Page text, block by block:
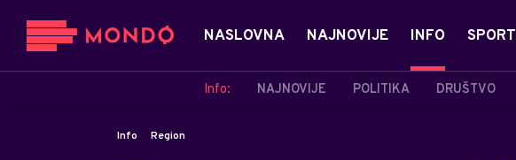
NASLOVNA NAJNOVIJE INFO
Info: NAJNOVIJE POLITIKA DRUŠTVO
SPORT
Info Region